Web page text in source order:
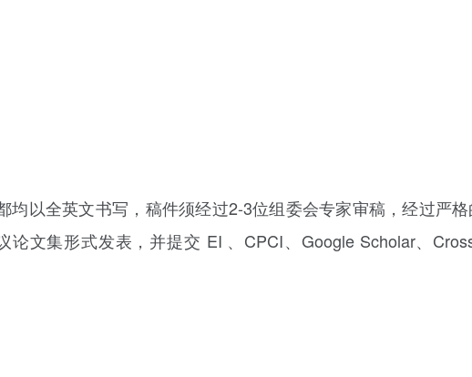
均以全英文书写，稿件须经过2-3位组委会专家审稿，经过严
论文集形式发表，并提交 EI 、CPCI、Google Scholar、